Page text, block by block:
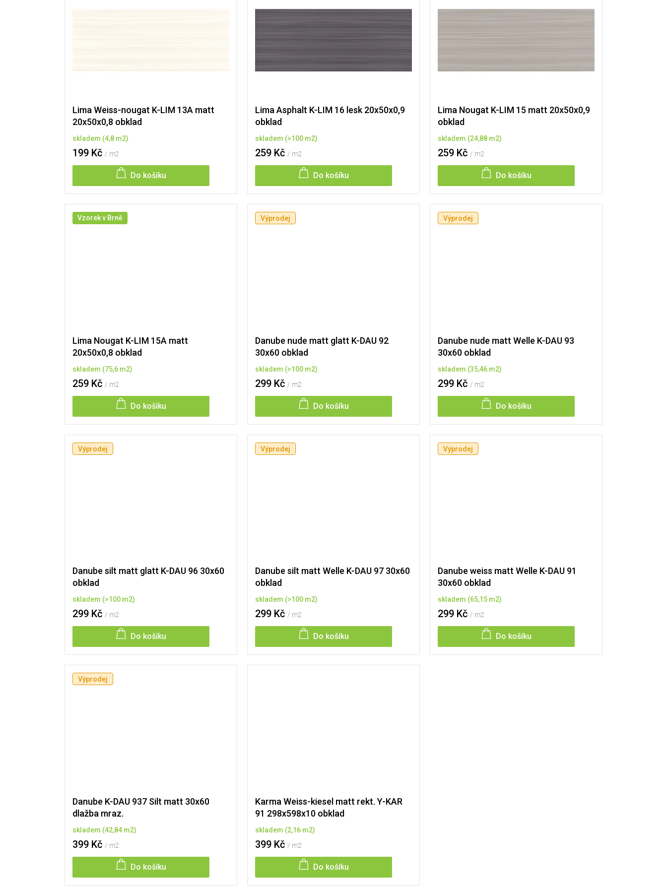
Lima Weiss-nougat K-LIM 13A matt
20x50x0,8 obklad
skladem (4,8 m2)
199 Kč / m2
Do košíku
Lima Asphalt K-LIM 16 lesk 20x50x0,9
obklad
skladem (>100 m2)
259 Kč / m2
Do košíku
Lima Nougat K-LIM 15 matt 20x50x0,9
obklad
skladem (24,88 m2)
259 Kč / m2
Do košíku
Vzorek v Brně
Lima Nougat K-LIM 15A matt
20x50x0,8 obklad
skladem (75,6 m2)
259 Kč / m2
Do košíku
Výprodej
Danube nude matt glatt K-DAU 92
30x60 obklad
skladem (>100 m2)
299 Kč / m2
Do košíku
Výprodej
Danube nude matt Welle K-DAU 93
30x60 obklad
skladem (35,46 m2)
299 Kč / m2
Do košíku
Výprodej
Danube silt matt glatt K-DAU 96 30x60
obklad
skladem (>100 m2)
299 Kč / m2
Do košíku
Výprodej
Danube silt matt Welle K-DAU 97 30x60
obklad
skladem (>100 m2)
299 Kč / m2
Do košíku
Výprodej
Danube weiss matt Welle K-DAU 91
30x60 obklad
skladem (65,15 m2)
299 Kč/ m2
Do košíku
Výprodej
Danube K-DAU 937 Silt matt 30x60
dlažba mraz.
skladem (42,84 m2)
399 Kč / m2
Do košíku
Karma Weiss-kiesel matt rekt. Y-KAR
91 298x598x10 obklad
skladem (2,16 m2)
399 Kč / m2
Do košíku